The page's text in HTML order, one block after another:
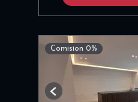
Comision 0%
Previous